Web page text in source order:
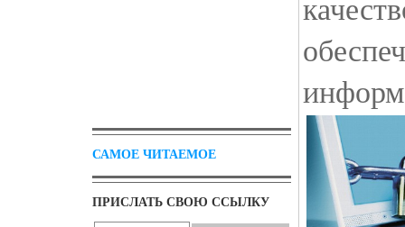
САМОЕ ЧИТАЕМОЕ
ПРИСЛАТЬ СВОЮ ССЫЛКУ